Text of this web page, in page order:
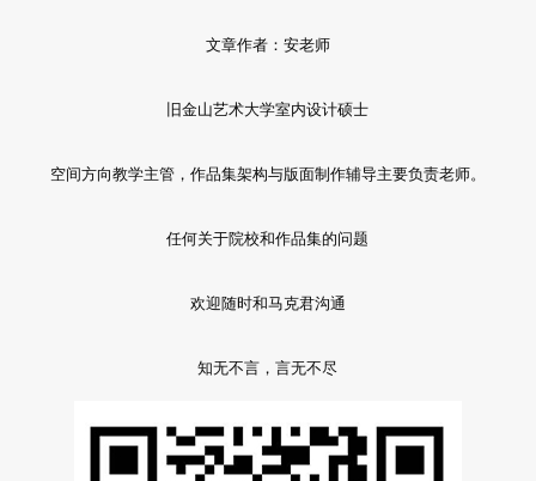
文章作者：安老师
旧金山艺术大学室内设计硕士
空间方向教学主管，作品集架构与版面制作辅导主要负责老师。
任何关于院校和作品集的问题
欢迎随时和马克君沟通
知无不言，言无不尽